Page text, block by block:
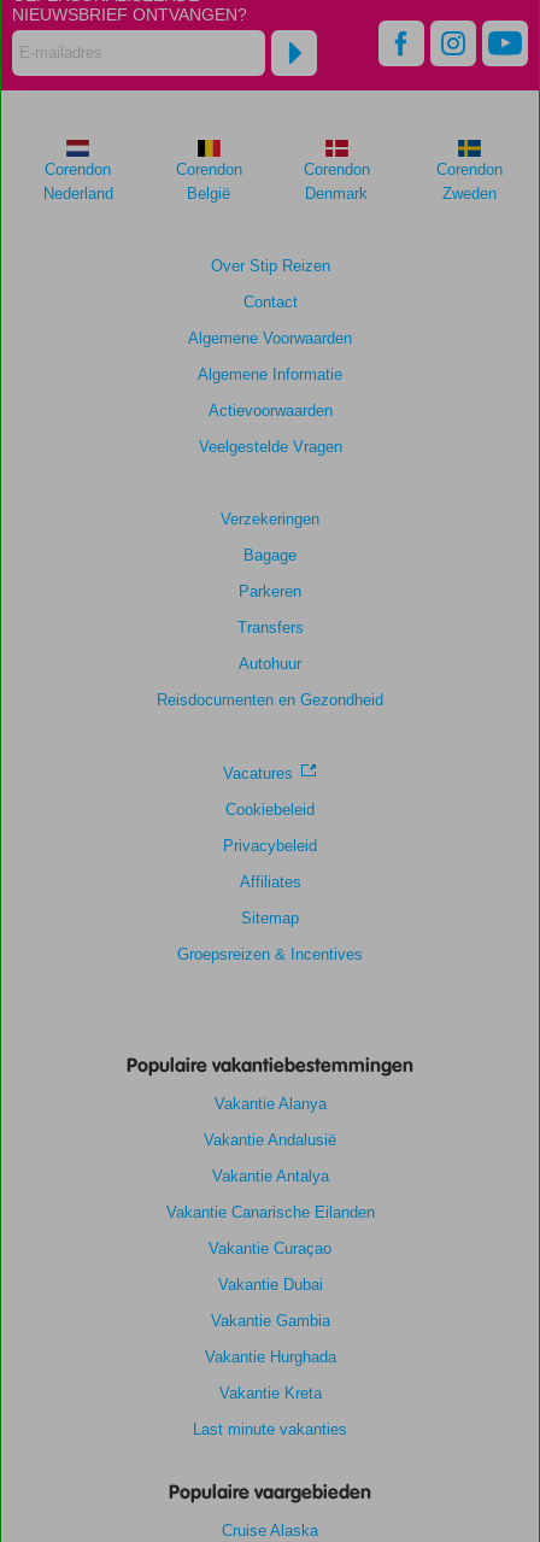
48
maanden
niet
weergegeven
om
de
9,5
8,5
Kamers
8,2
NIEUWSBRIEF ONTVANGEN?
Over Stip Reizen
Contact
Algemene Voorwaarden
Algemene Informatie
Actievoorwaarden
Veelgestelde Vragen
Verzekeringen
Bagage
Parkeren
Transfers
Autohuur
Reisdocumenten en Gezondheid
Vacatures
Cookiebeleid
Privacybeleid
Affiliates
Sitemap
Groepsreizen & Incentives
Corendon
Nederland
Corendon
België
Corendon
Denmark
Corendon
Zweden
Populaire vakantiebestemmingen
Vakantie Alanya
Vakantie Andalusië
Vakantie Antalya
Vakantie Canarische Eilanden
Vakantie Curaçao
Vakantie Dubai
Vakantie Gambia
Vakantie Hurghada
Vakantie Kreta
Last minute vakanties
Populaire vaargebieden
Cruise Alaska